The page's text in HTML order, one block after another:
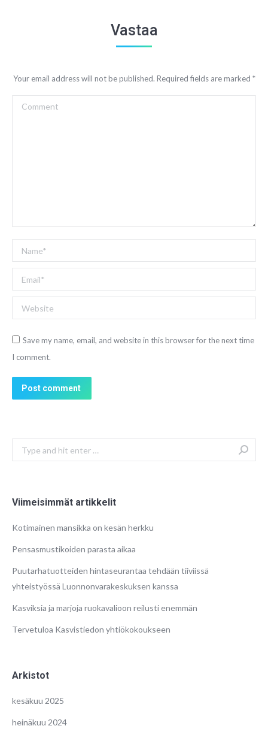
Vastaa
Your email address will not be published. Required fields are marked *
Comment
Name *
Email *
Website
Save my name, email, and website in this browser for the next time
I comment.
Post comment
Search:
Viimeisimmät artikkelit
Kotimainen mansikka on kesän herkku
Pensasmustikoiden parasta aikaa
Puutarhatuotteiden hintaseurantaa tehdään tiiviissä
yhteistyössä Luonnonvarakeskuksen kanssa
Kasviksia ja marjoja ruokavalioon reilusti enemmän
Tervetuloa Kasvistiedon yhtiökokoukseen
Arkistot
kesäkuu 2025
heinäkuu 2024